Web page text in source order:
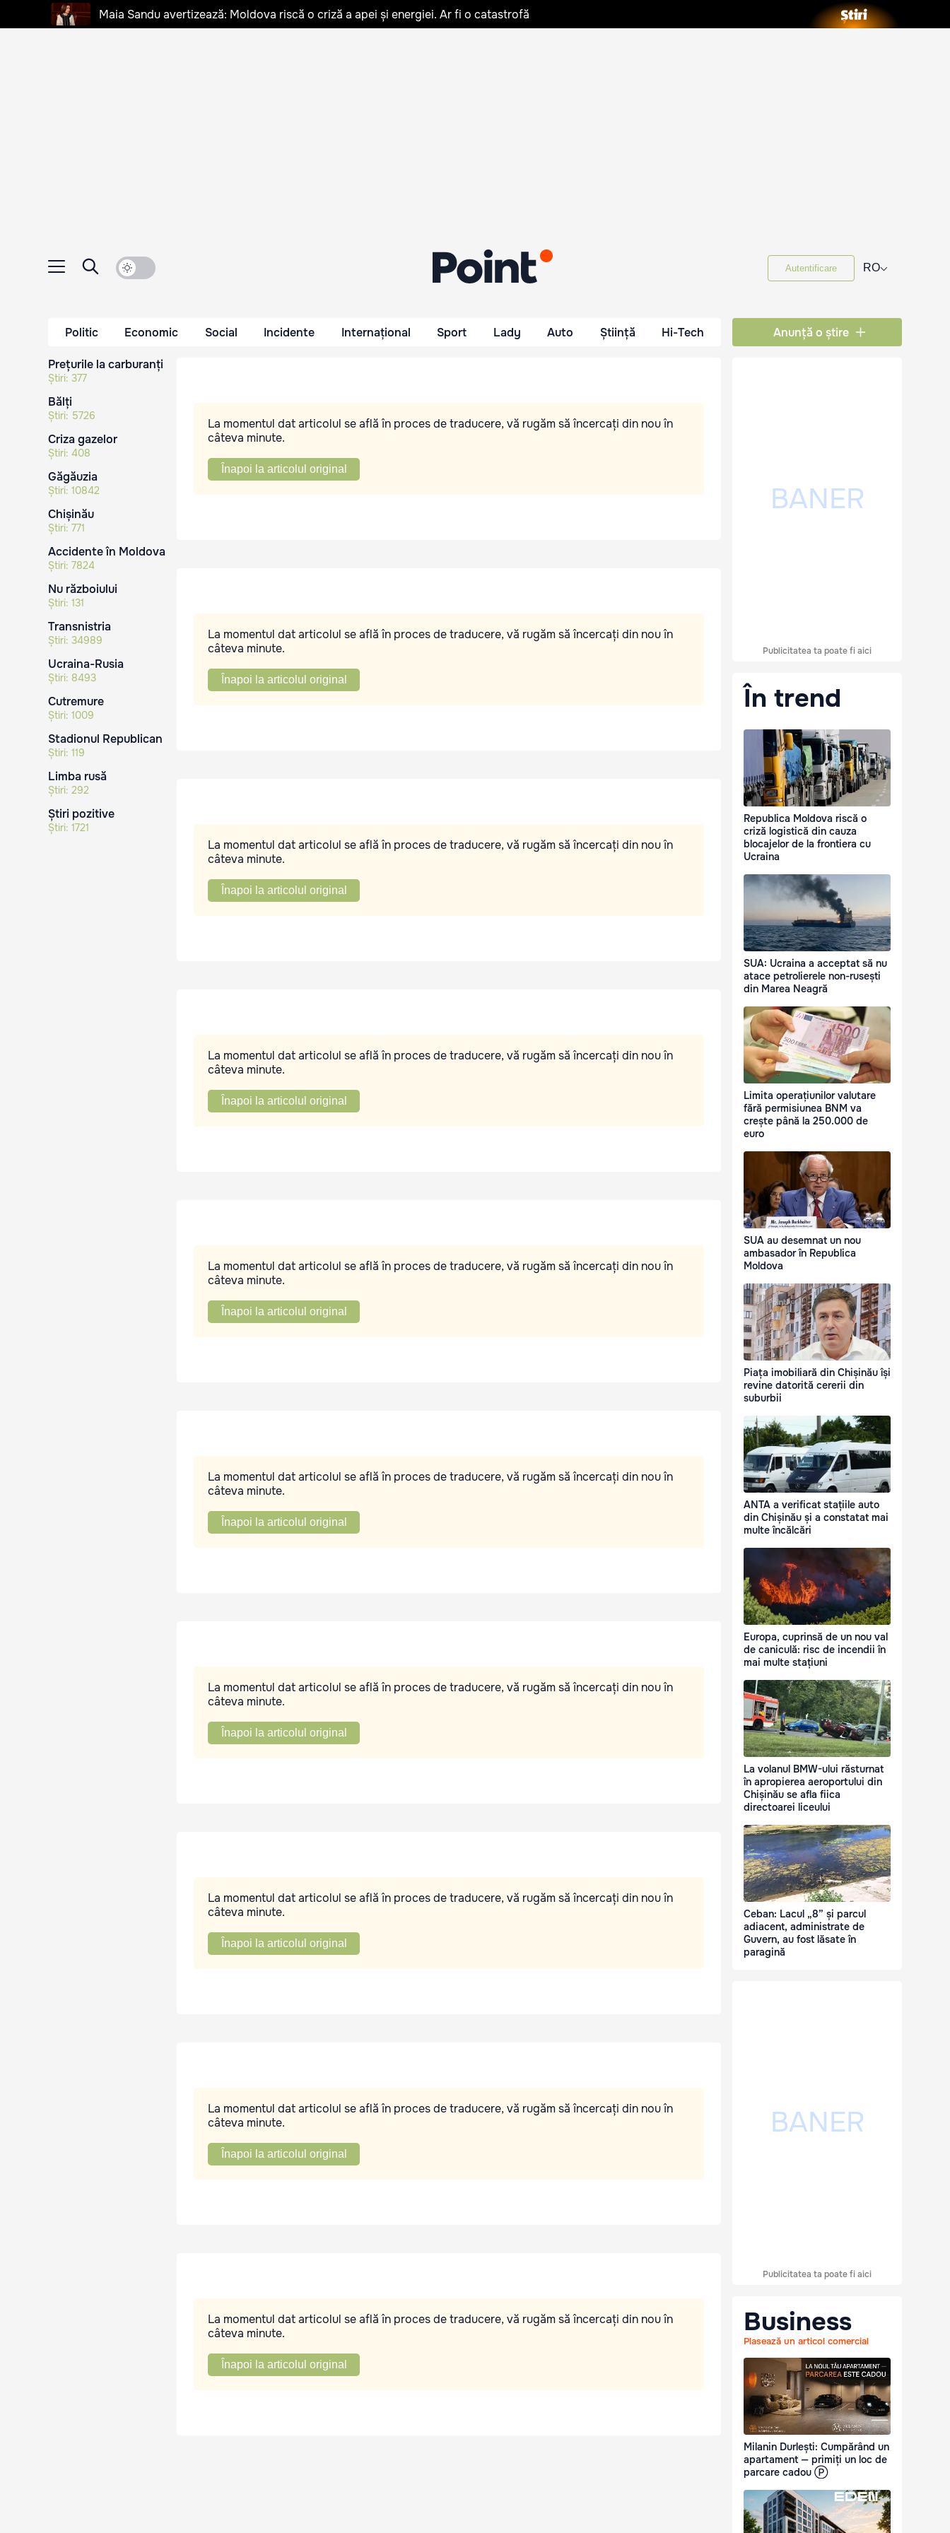
Maia Sandu avertizează: Moldova riscă o criză a apei și energiei. Ar fi o catastrofă
Autentificare RO⌵
Politic Economic Social Incidente Internațional Sport Lady Auto Știință Hi-Tech Anunță o știre
Prețurile la carburanți
Știri: 377
Bălți
Știri: 5726
Criza gazelor
Știri: 408
Găgăuzia
Știri: 10842
Chișinău
Știri: 771
Accidente în Moldova
Știri: 7824
Nu războiului
Știri: 131
Transnistria
Știri: 34989
Ucraina-Rusia
Știri: 8493
Cutremure
Știri: 1009
Stadionul Republican
Știri: 119
Limba rusă
Știri: 292
Știri pozitive
Știri: 1721
La momentul dat articolul se află în proces de traducere, vă rugăm să încercați din nou în
câteva minute.
Înapoi la articolul original
La momentul dat articolul se află în proces de traducere, vă rugăm să încercați din nou în
câteva minute.
Înapoi la articolul original
La momentul dat articolul se află în proces de traducere, vă rugăm să încercați din nou în
câteva minute.
Înapoi la articolul original
La momentul dat articolul se află în proces de traducere, vă rugăm să încercați din nou în
câteva minute.
Înapoi la articolul original
La momentul dat articolul se află în proces de traducere, vă rugăm să încercați din nou în
câteva minute.
Înapoi la articolul original
La momentul dat articolul se află în proces de traducere, vă rugăm să încercați din nou în
câteva minute.
Înapoi la articolul original
La momentul dat articolul se află în proces de traducere, vă rugăm să încercați din nou în
câteva minute.
Înapoi la articolul original
La momentul dat articolul se află în proces de traducere, vă rugăm să încercați din nou în
câteva minute.
Înapoi la articolul original
La momentul dat articolul se află în proces de traducere, vă rugăm să încercați din nou în
câteva minute.
Înapoi la articolul original
La momentul dat articolul se află în proces de traducere, vă rugăm să încercați din nou în
câteva minute.
Înapoi la articolul original
Publicitatea ta poate fi aici
În trend
Republica Moldova riscă o
criză logistică din cauza
blocajelor de la frontiera cu
Ucraina
SUA: Ucraina a acceptat să nu
atace petrolierele non-rusești
din Marea Neagră
Limita operațiunilor valutare
fără permisiunea BNM va
crește până la 250.000 de
euro
SUA au desemnat un nou
ambasador în Republica
Moldova
Piața imobiliară din Chișinău își
revine datorită cererii din
suburbii
ANTA a verificat stațiile auto
din Chișinău și a constatat mai
multe încălcări
Europa, cuprinsă de un nou val
de caniculă: risc de incendii în
mai multe stațiuni
La volanul BMW-ului răsturnat
în apropierea aeroportului din
Chișinău se afla fiica
directoarei liceului
Ceban: Lacul „8” și parcul
adiacent, administrate de
Guvern, au fost lăsate în
paragină
Publicitatea ta poate fi aici
Business
Plasează un articol comercial
Milanin Durlești: Cumpărând un
apartament — primiți un loc de
parcare cadou Ⓟ